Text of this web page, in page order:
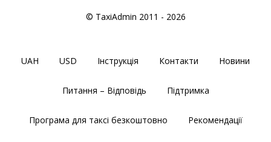
© TaxiAdmin 2011 - 2026
UAH USD Інструкція Контакти Новини
Питання – Відповідь Підтримка
Програма для таксі безкоштовно Рекомендації